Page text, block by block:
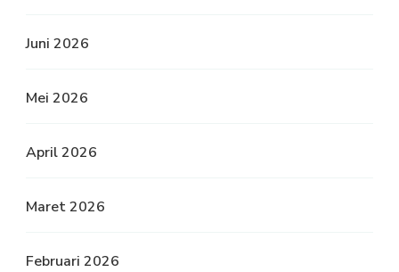
Juni 2026
Mei 2026
April 2026
Maret 2026
Februari 2026